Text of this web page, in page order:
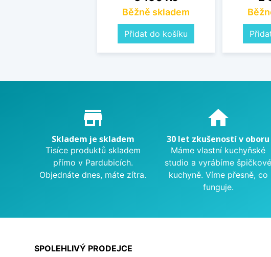
Běžně skladem
Přidat do košíku
Proč nakupovat u nás?
store_mall_directory
Skladem je skladem
Tisíce produktů skladem
přímo v Pardubicích.
Objednáte dnes, máte zítra.
home
30 let zkušeností v oboru
Máme vlastní kuchyňské
studio a vyrábíme špičkové
kuchyně. Víme přesně, co
funguje.
SPOLEHLIVÝ PRODEJCE